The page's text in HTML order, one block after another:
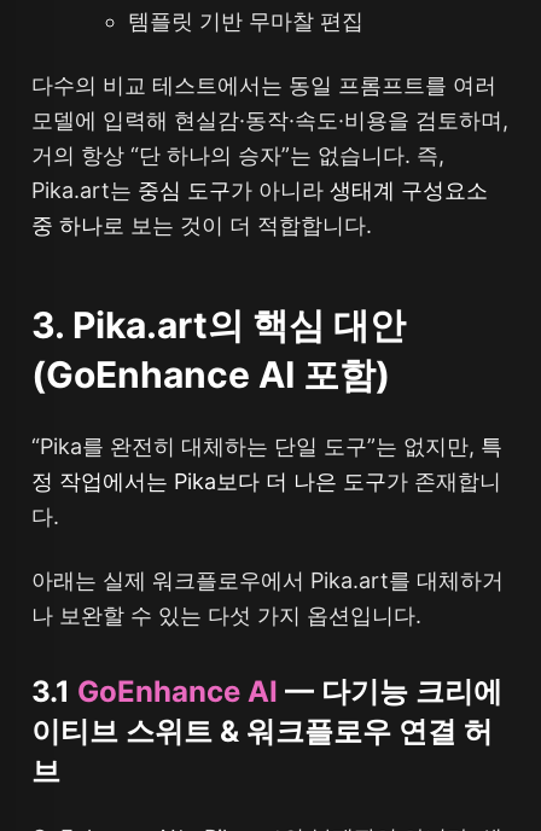
템플릿 기반 무마찰 편집
다수의 비교 테스트에서는 동일 프롬프트를 여러
모델에 입력해 현실감·동작·속도·비용을 검토하며,
거의 항상 “단 하나의 승자”는 없습니다. 즉,
Pika.art는 중심 도구가 아니라 생태계 구성요소
중 하나로 보는 것이 더 적합합니다.
3. Pika.art의 핵심 대안
(GoEnhance AI 포함)
“Pika를 완전히 대체하는 단일 도구”는 없지만, 특
정 작업에서는 Pika보다 더 나은 도구가 존재합니
다.
아래는 실제 워크플로우에서 Pika.art를 대체하거
나 보완할 수 있는 다섯 가지 옵션입니다.
3.1 GoEnhance AI — 다기능 크리에
이티브 스위트 & 워크플로우 연결 허
브